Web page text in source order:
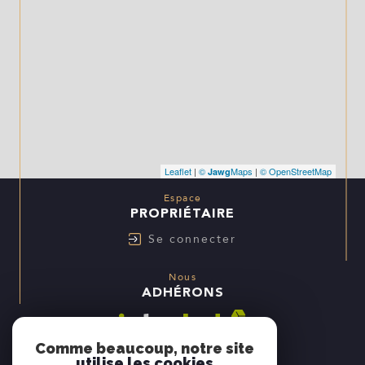
Leaflet | © JawgMaps | © OpenStreetMap
Espace
PROPRIÉTAIRE
Se connecter
Nous
ADHÉRONS
Comme beaucoup, notre site